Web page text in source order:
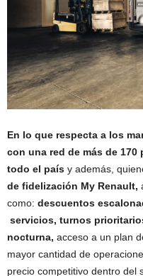
En lo que respecta a los
con una red de más de
todo el país y además,
de fidelización My Renault,
como: descuentos
servicios, turnos
nocturna, acceso a un plan
mayor cantidad de
precio competitivo dentro del